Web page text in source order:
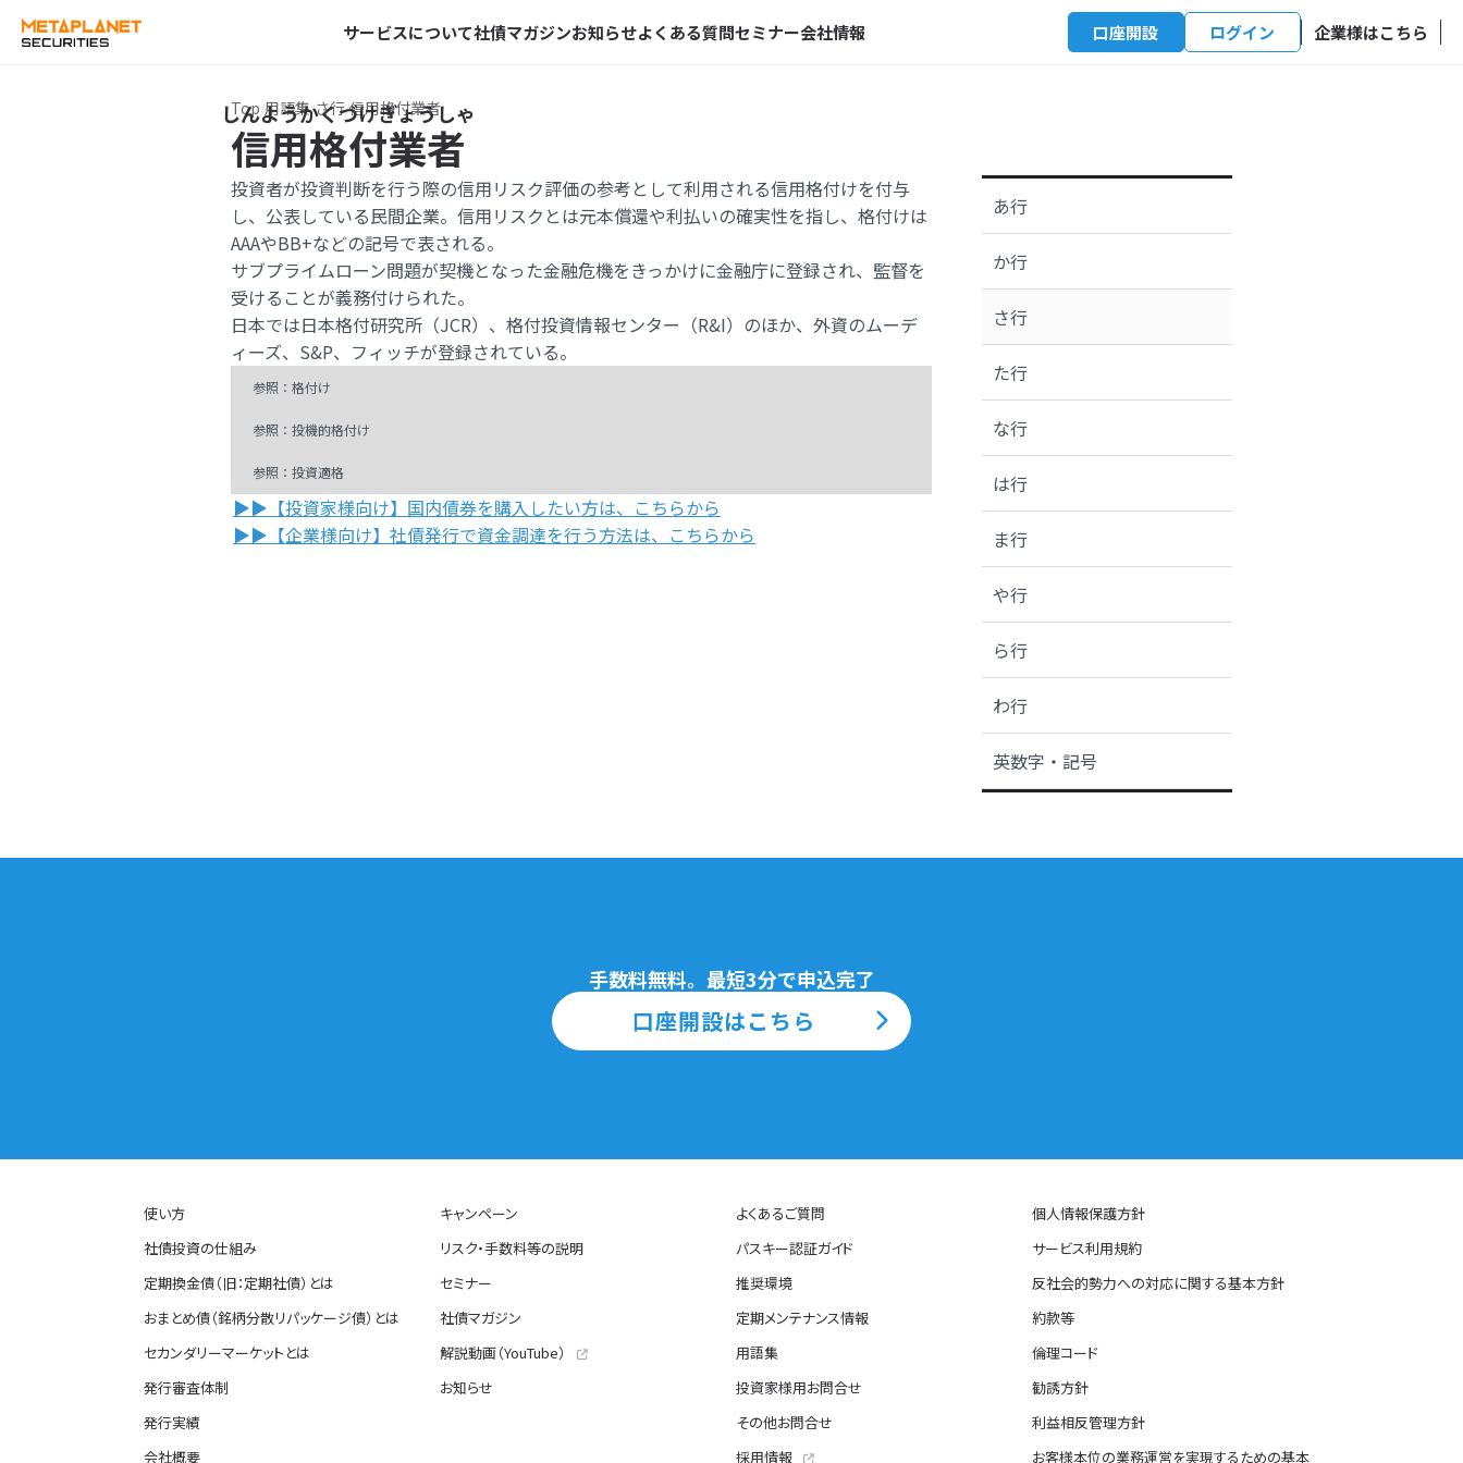
サービスについて社債マガジンお知らせよくある質問セミナー会社情報 口座開設 ログイン 企業様はこちら
Top 用語集 さ行 信用格付業者
信用格付業者
投資者が投資判断を行う際の信用リスク評価の参考として利用される信用格付けを付与
し、公表している民間企業。信用リスクとは元本償還や利払いの確実性を指し、格付けは
AAAやBB+などの記号で表される。
サブプライムローン問題が契機となった金融危機をきっかけに金融庁に登録され、監督を
受けることが義務付けられた。
日本では日本格付研究所（JCR）、格付投資情報センター（R&I）のほか、外資のムーデ
ィーズ、S&P、フィッチが登録されている。
参照：格付け
参照：投機的格付け
参照：投資適格
▶▶【投資家様向け】国内債券を購入したい方は、こちらから
▶▶【企業様向け】社債発行で資金調達を行う方法は、こちらから
あ行
か行
さ行
た行
な行
は行
ま行
や行
ら行
わ行
英数字・記号
手数料無料。最短3分で申込完了
口座開設はこちら
使い方
社債投資の仕組み
定期換金債（旧：定期社債）とは
おまとめ債（銘柄分散リパッケージ債）とは
セカンダリーマーケットとは
発行審査体制
発行実績
会社概要
キャンペーン
リスク・手数料等の説明
セミナー
社債マガジン
解説動画（YouTube）
お知らせ
よくあるご質問
パスキー認証ガイド
推奨環境
定期メンテナンス情報
用語集
投資家様用お問合せ
その他お問合せ
採用情報
個人情報保護方針
サービス利用規約
反社会的勢力への対応に関する基本方針
約款等
倫理コード
勧誘方針
利益相反管理方針
お客様本位の業務運営を実現するための基本